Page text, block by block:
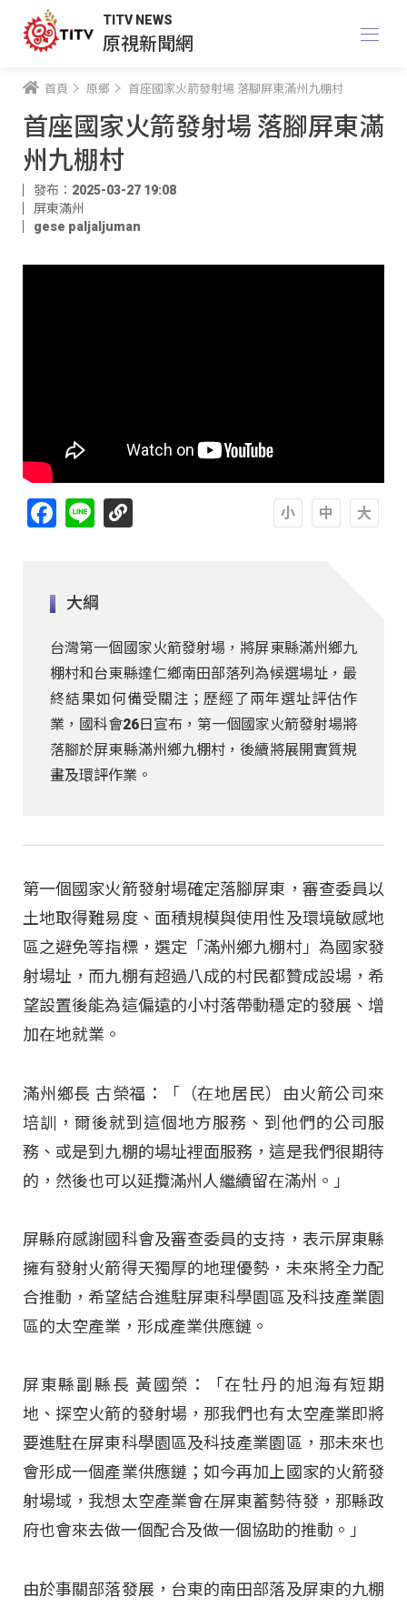
TITV NEWS
原視新聞網
首頁 原鄉 首座國家火箭發射場 落腳屏東滿州九棚村
首座國家火箭發射場 落腳屏東滿
州九棚村
發布：2025-03-27 19:08
屏東滿州
gese paljaljuman
Facebook
Line
大綱
台灣第一個國家火箭發射場，將屏東縣滿州鄉九
棚村和台東縣達仁鄉南田部落列為候選場址，最
終結果如何備受關注；歷經了兩年選址評估作
業，國科會26日宣布，第一個國家火箭發射場將
落腳於屏東縣滿州鄉九棚村，後續將展開實質規
畫及環評作業。
第一個國家火箭發射場確定落腳屏東，審查委員以
土地取得難易度、面積規模與使用性及環境敏感地
區之避免等指標，選定「滿州鄉九棚村」為國家發
射場址，而九棚有超過八成的村民都贊成設場，希
望設置後能為這偏遠的小村落帶動穩定的發展、增
加在地就業。
滿州鄉長 古榮福：「（在地居民）由火箭公司來
培訓，爾後就到這個地方服務、到他們的公司服
務、或是到九棚的場址裡面服務，這是我們很期待
的，然後也可以延攬滿州人繼續留在滿州。」
屏縣府感謝國科會及審查委員的支持，表示屏東縣
擁有發射火箭得天獨厚的地理優勢，未來將全力配
合推動，希望結合進駐屏東科學園區及科技產業園
區的太空產業，形成產業供應鏈。
屏東縣副縣長 黃國榮：「在牡丹的旭海有短期
地、探空火箭的發射場，那我們也有太空產業即將
要進駐在屏東科學園區及科技產業園區，那未來也
會形成一個產業供應鏈；如今再加上國家的火箭發
射場域，我想太空產業會在屏東蓄勢待發，那縣政
府也會來去做一個配合及做一個協助的推動。」
由於事關部落發展，台東的南田部落及屏東的九棚